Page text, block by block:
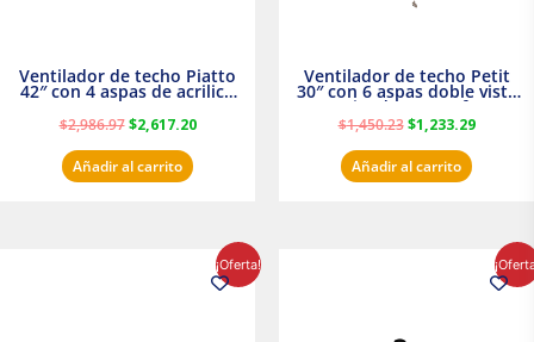
Ventilador de techo Piatto
42″ con 4 aspas de acrilico
transparente
$2,986.97 $2,617.20
Añadir al carrito
Ventilador de techo Petit
30″ con 6 aspas doble vista
Satinado Masterfan
$1,450.23 $1,233.29
Añadir al carrito
¡Oferta!
precio
actual
precio
actual